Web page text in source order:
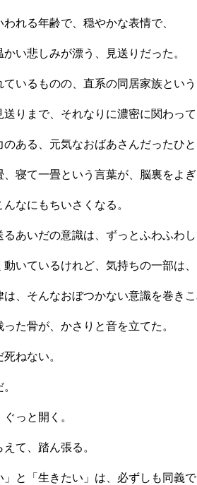
われる年齢で、穏やかな表情で、
い悲しみが漂う、見送りだった。
ているものの、直系の同居家族という
りまで、それなりに濃密に関わって
のある、元気なおばあさんだったひ
、寝て一畳という言葉が、脳裏をよぎ
なにもちいさくなる。
るあいだの意識は、ずっとふわふわし
動いているけれど、気持ちの一部は
は、そんなおぼつかない意識を巻きこ
った骨が、かさりと音を立てた。
ねない。
っと開く。
て、踏ん張る。
」と「生きたい」は、必ずしも同義で